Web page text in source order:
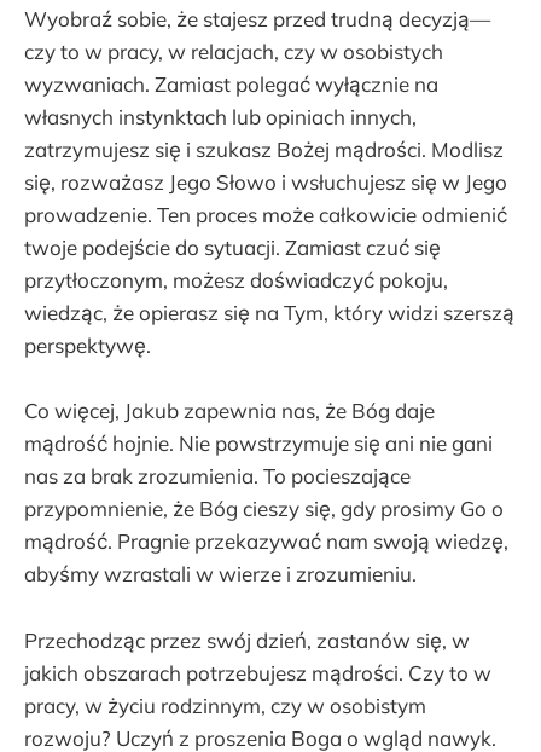
Wyobraź sobie, że stajesz przed trudną decyzją—
czy to w pracy, w relacjach, czy w osobistych
wyzwaniach. Zamiast polegać wyłącznie na
własnych instynktach lub opiniach innych,
zatrzymujesz się i szukasz Bożej mądrości. Modlisz
się, rozważasz Jego Słowo i wsłuchujesz się w Jego
prowadzenie. Ten proces może całkowicie odmienić
twoje podejście do sytuacji. Zamiast czuć się
przytłoczonym, możesz doświadczyć pokoju,
wiedząc, że opierasz się na Tym, który widzi szerszą
perspektywę.
Co więcej, Jakub zapewnia nas, że Bóg daje
mądrość hojnie. Nie powstrzymuje się ani nie gani
nas za brak zrozumienia. To pocieszające
przypomnienie, że Bóg cieszy się, gdy prosimy Go o
mądrość. Pragnie przekazywać nam swoją wiedzę,
abyśmy wzrastali w wierze i zrozumieniu.
Przechodząc przez swój dzień, zastanów się, w
jakich obszarach potrzebujesz mądrości. Czy to w
pracy, w życiu rodzinnym, czy w osobistym
rozwoju? Uczyń z proszenia Boga o wgląd nawyk.